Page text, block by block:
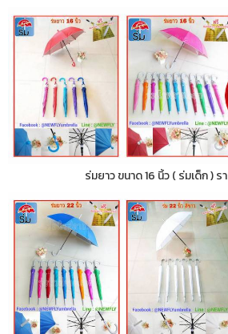
ร่มยาว ขนาด 16 นิ้ว ( ร่มเด็ก ) ร